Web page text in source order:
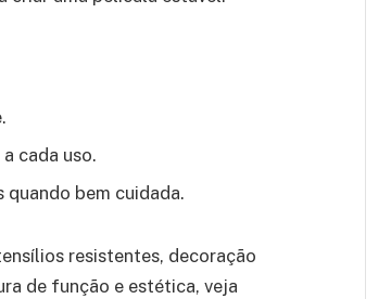
cada uso.
quando bem cuidada.
resistentes, decoração
de função e estética, veja